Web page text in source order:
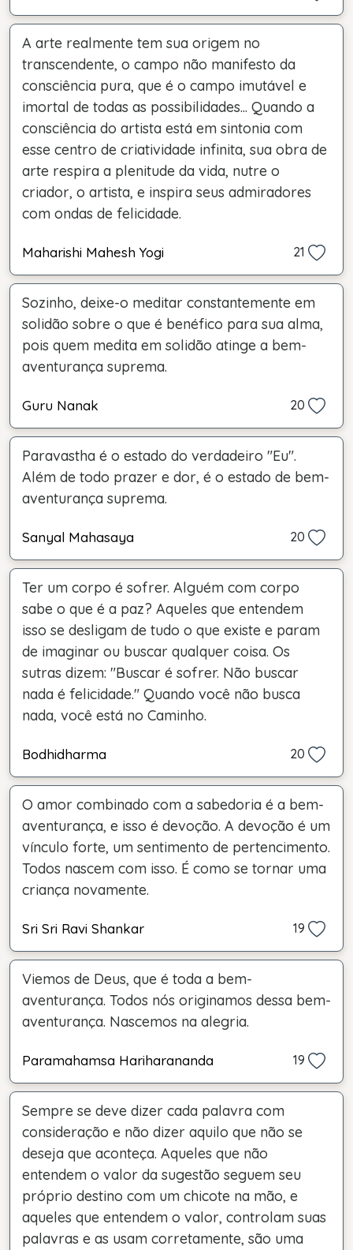
A arte realmente tem sua origem no
transcendente, o campo não manifesto da
consciência pura, que é o campo imutável e
imortal de todas as possibilidades... Quando a
consciência do artista está em sintonia com
esse centro de criatividade infinita, sua obra de
arte respira a plenitude da vida, nutre o
criador, o artista, e inspira seus admiradores
com ondas de felicidade.
Maharishi Mahesh Yogi 21
Sozinho, deixe-o meditar constantemente em
solidão sobre o que é benéfico para sua alma,
pois quem medita em solidão atinge a bem-
aventurança suprema.
Guru Nanak 20
Paravastha é o estado do verdadeiro "Eu".
Além de todo prazer e dor, é o estado de bem-
aventurança suprema.
Sanyal Mahasaya 20
Ter um corpo é sofrer. Alguém com corpo
sabe o que é a paz? Aqueles que entendem
isso se desligam de tudo o que existe e param
de imaginar ou buscar qualquer coisa. Os
sutras dizem: "Buscar é sofrer. Não buscar
nada é felicidade." Quando você não busca
nada, você está no Caminho.
Bodhidharma 20
O amor combinado com a sabedoria é a bem-
aventurança, e isso é devoção. A devoção é um
vínculo forte, um sentimento de pertencimento.
Todos nascem com isso. É como se tornar uma
criança novamente.
Sri Sri Ravi Shankar 19
Viemos de Deus, que é toda a bem-
aventurança. Todos nós originamos dessa bem-
aventurança. Nascemos na alegria.
Paramahamsa Hariharananda 19
Sempre se deve dizer cada palavra com
consideração e não dizer aquilo que não se
deseja que aconteça. Aqueles que não
entendem o valor da sugestão seguem seu
próprio destino com um chicote na mão, e
aqueles que entendem o valor, controlam suas
palavras e as usam corretamente, são uma